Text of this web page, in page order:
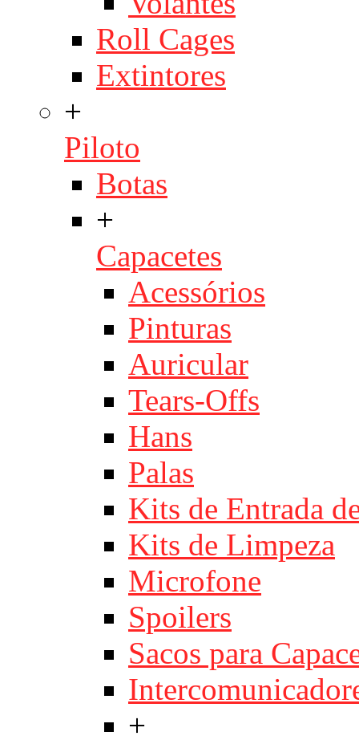
Roll Cages
Extintores
+
Piloto
Botas
+
Capacetes
Acessórios
Pinturas
Auricular
Tears-Offs
Hans
Palas
Kits de Entrada
Kits de Limpeza
Microfone
Spoilers
Sacos para
+